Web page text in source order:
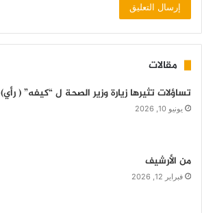
مقالات
تساؤلات تثيرها زيارة وزير الصحة ل “كيفه” ( رأي)
يونيو 10, 2026
من الأرشيف
فبراير 12, 2026